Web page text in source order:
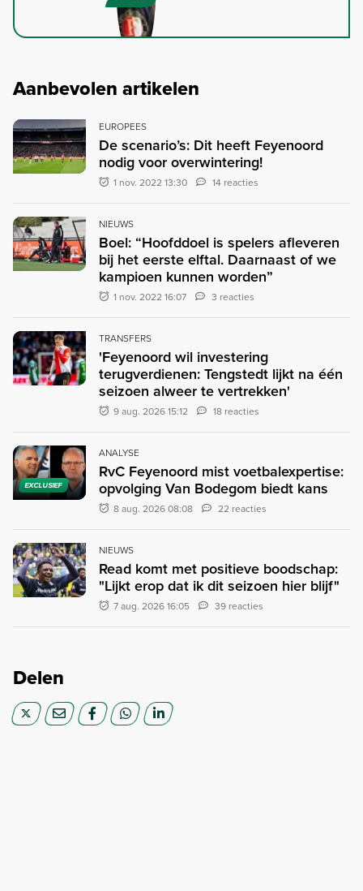
Aanbevolen artikelen
EUROPEES
De scenario’s: Dit heeft Feyenoord
nodig voor overwintering!
1 nov. 2022 13:30 14 reacties
NIEUWS
Boel: “Hoofddoel is spelers afleveren
bij het eerste elftal. Daarnaast of we
kampioen kunnen worden”
1 nov. 2022 16:07 3 reacties
TRANSFERS
'Feyenoord wil investering
terugverdienen: Tengstedt lijkt na één
seizoen alweer te vertrekken'
9 aug. 2026 15:12 18 reacties
EXCLUSIEF
ANALYSE
RvC Feyenoord mist voetbalexpertise:
opvolging Van Bodegom biedt kans
8 aug. 2026 08:08 22 reacties
NIEUWS
Read komt met positieve boodschap:
"Lijkt erop dat ik dit seizoen hier blijf"
7 aug. 2026 16:05 39 reacties
Delen